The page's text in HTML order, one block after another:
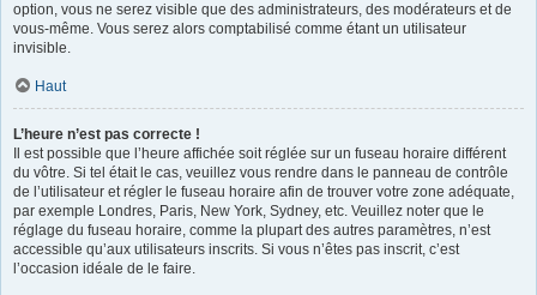
option, vous ne serez visible que des administrateurs, des modérateurs et de
vous-même. Vous serez alors comptabilisé comme étant un utilisateur
invisible.
Haut
L’heure n’est pas correcte !
Il est possible que l’heure affichée soit réglée sur un fuseau horaire différent
du vôtre. Si tel était le cas, veuillez vous rendre dans le panneau de contrôle
de l’utilisateur et régler le fuseau horaire afin de trouver votre zone adéquate,
par exemple Londres, Paris, New York, Sydney, etc. Veuillez noter que le
réglage du fuseau horaire, comme la plupart des autres paramètres, n’est
accessible qu’aux utilisateurs inscrits. Si vous n’êtes pas inscrit, c’est
l’occasion idéale de le faire.